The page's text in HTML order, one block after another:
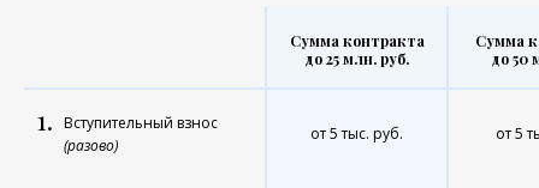
Сумма контракта
до 25 млн. руб.
Сумма
до 50
1. Вступительный взнос
(разово)
от 5 тыс. руб. от 5